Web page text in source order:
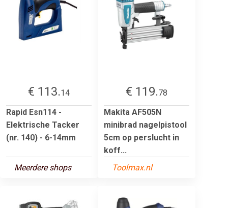
€ 113.14
Rapid Esn114 -
Elektrische Tacker
(nr. 140) - 6-14mm
Meerdere shops
€ 119.78
Makita AF505N
minibrad nagelpistool
5cm op perslucht in
koff...
Toolmax.nl